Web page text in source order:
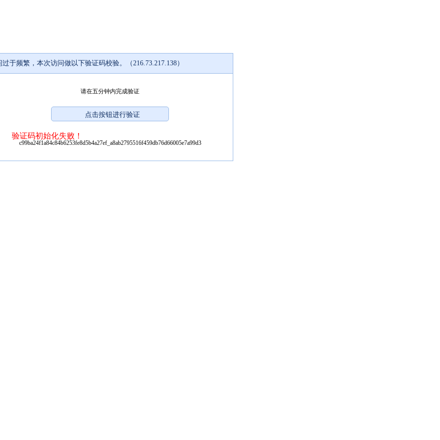
过于频繁，本次访问做以下验证码校验。（216.73.217.138）
请在五分钟内完成验证
验证码初始化失败！
c99ba24f1a84c84b6253fe8d5b4a27ef_a8ab2795516f459db76d66005e7a99d3